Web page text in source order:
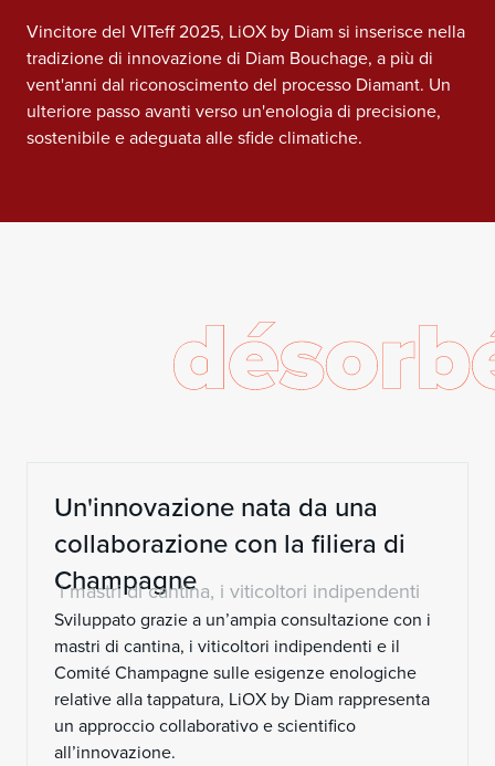
Vincitore del VITeff 2025, LiOX by Diam si inserisce nella
tradizione di innovazione di Diam Bouchage, a più di
vent'anni dal riconoscimento del processo Diamant. Un
ulteriore passo avanti verso un'enologia di precisione,
sostenibile e adeguata alle sfide climatiche.
Un'innovazione nata da una
collaborazione con la filiera di
Champagne
i mastri di cantina, i viticoltori indipendenti
Sviluppato grazie a un’ampia consultazione con i
mastri di cantina, i viticoltori indipendenti e il
Comité Champagne sulle esigenze enologiche
relative alla tappatura, LiOX by Diam rappresenta
un approccio collaborativo e scientifico
all’innovazione.